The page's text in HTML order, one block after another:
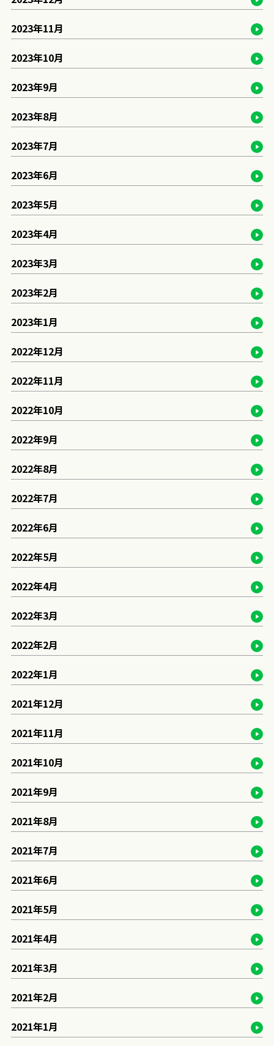
2023年11月
2023年10月
2023年9月
2023年8月
2023年7月
2023年6月
2023年5月
2023年4月
2023年3月
2023年2月
2023年1月
2022年12月
2022年11月
2022年10月
2022年9月
2022年8月
2022年7月
2022年6月
2022年5月
2022年4月
2022年3月
2022年2月
2022年1月
2021年12月
2021年11月
2021年10月
2021年9月
2021年8月
2021年7月
2021年6月
2021年5月
2021年4月
2021年3月
2021年2月
2021年1月